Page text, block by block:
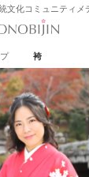
文化コミュニティメ
袴